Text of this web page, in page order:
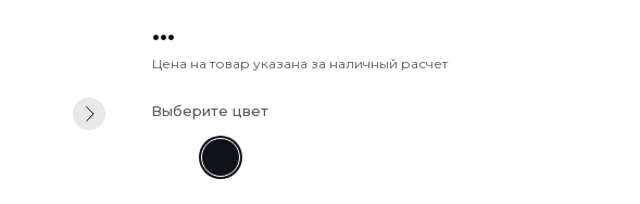
Цена на товар указана за наличный расчет
Выберите цвет
...